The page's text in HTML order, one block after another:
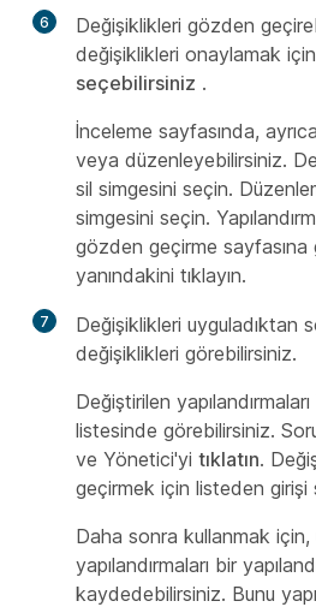
6
Değişiklikleri gözden
değişiklikleri onaylamak
seçebilirsiniz .
İnceleme sayfasında,
veya düzenleyebilirsiniz.
sil simgesini seçin.
simgesini seçin.
gözden geçirme
yanındakini tıklayın.
7
Değişiklikleri uyguladıktan
değişiklikleri görebilirsiniz.
Değiştirilen
listesinde görebilirsiniz.
ve Yönetici'yi tıklatın.
geçirmek için listeden girişi
Daha sonra kullanmak için,
yapılandırmaları bir
kaydedebilirsiniz. Bunu